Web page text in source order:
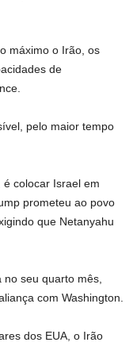
máximo o Irão, os
de
pelo maior tempo
colocar Israel em
prometeu ao povo
que Netanyahu
seu quarto mês,
com Washington.
dos EUA, o Irão